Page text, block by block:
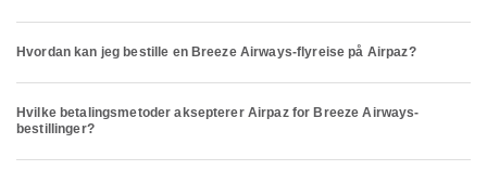
Hvordan kan jeg bestille en Breeze Airways-flyreise på Airpaz?
Hvilke betalingsmetoder aksepterer Airpaz for Breeze Airways-
bestillinger?